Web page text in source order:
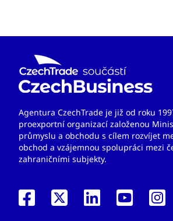
Agentura CzechTrade je již od roku
proexportní organizací založenou
průmyslu a obchodu s cílem rozvíjet
obchod a vzájemnou spolupráci mezi
zahraničními subjekty.